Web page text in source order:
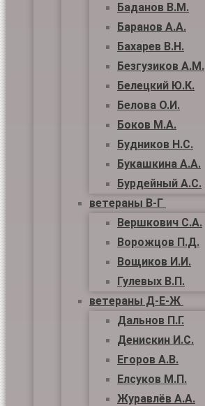
Баданов В.М.
Баранов А.А.
Бахарев В.Н.
Безгузиков А.М.
Белецкий Ю.К.
Белова О.И.
Боков М.А.
Будников Н.С.
Букашкина А.А.
Бурдейный А.С.
ветераны В-Г
Вершкович С.А.
Ворожцов П.Д.
Вощиков И.И.
Гулевых В.П.
ветераны Д-Е-Ж
Дальнов П.Г.
Денискин И.С.
Егоров А.В.
Елсуков М.П.
Журавлёв А.А.